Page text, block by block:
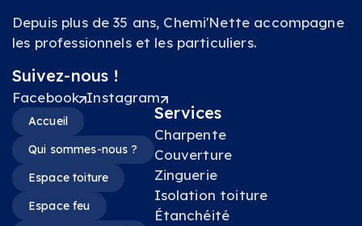
Depuis plus de 35 ans, Chemi'Nette accompagne
les professionnels et les particuliers.
Suivez-nous !
Facebook Instagram
Accueil
Qui sommes-nous ?
Espace toiture
Espace feu
Services
Charpente
Couverture
Zinguerie
Isolation toiture
Étanchéité